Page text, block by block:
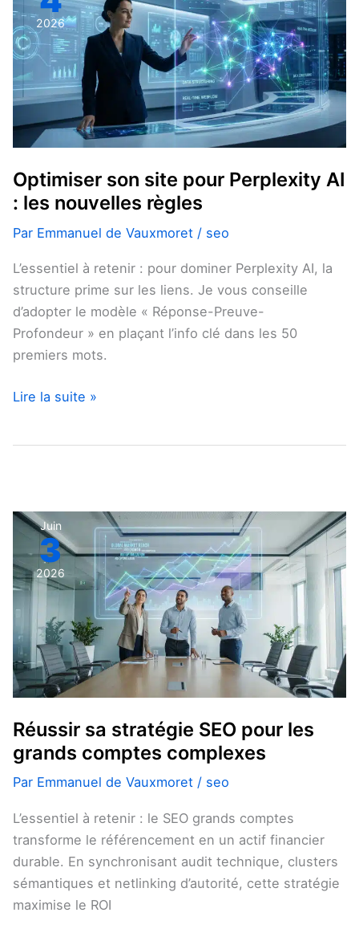
2026
Optimiser son site pour Perplexity AI
: les nouvelles règles
Par Emmanuel de Vauxmoret / seo
L’essentiel à retenir : pour dominer Perplexity AI, la
structure prime sur les liens. Je vous conseille
d’adopter le modèle « Réponse-Preuve-
Profondeur » en plaçant l’info clé dans les 50
premiers mots.
site
pour
Perplexity
AI
:
les
nouvelles
Lire la suite »
Juin
3
2026
Réussir sa stratégie SEO pour les
grands comptes complexes
Par Emmanuel de Vauxmoret / seo
L’essentiel à retenir : le SEO grands comptes
transforme le référencement en un actif financier
durable. En synchronisant audit technique, clusters
sémantiques et netlinking d’autorité, cette stratégie
maximise le ROI
Réussir
stratégie
SEO
pour
les
grands
comptes
complexes